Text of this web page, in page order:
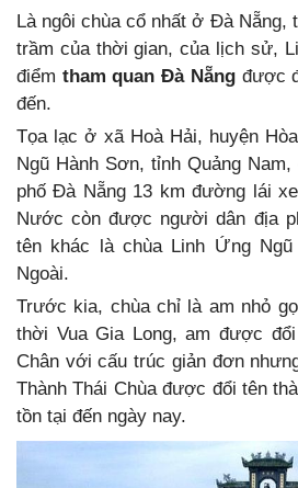
Là ngôi chùa cổ nhất ở Đà Nẵng,
trầm của thời gian, của lịch sử,
điểm tham quan Đà Nẵngđược
đến.
Tọa lạc ở xã Hoà Hải, huyện
Ngũ Hành Sơn, tỉnh Quảng
phố Đà Nẵng 13 km đường lái
Nước còn được người dân địa
tên khác là chùa Linh Ứng
Ngoài.
Trước kia, chùa chỉ là am nhỏ
thời Vua Gia Long, am được
Chân với cấu trúc giản đơn
Thành Thái Chùa được đổi tên
tồn tại đến ngày nay.